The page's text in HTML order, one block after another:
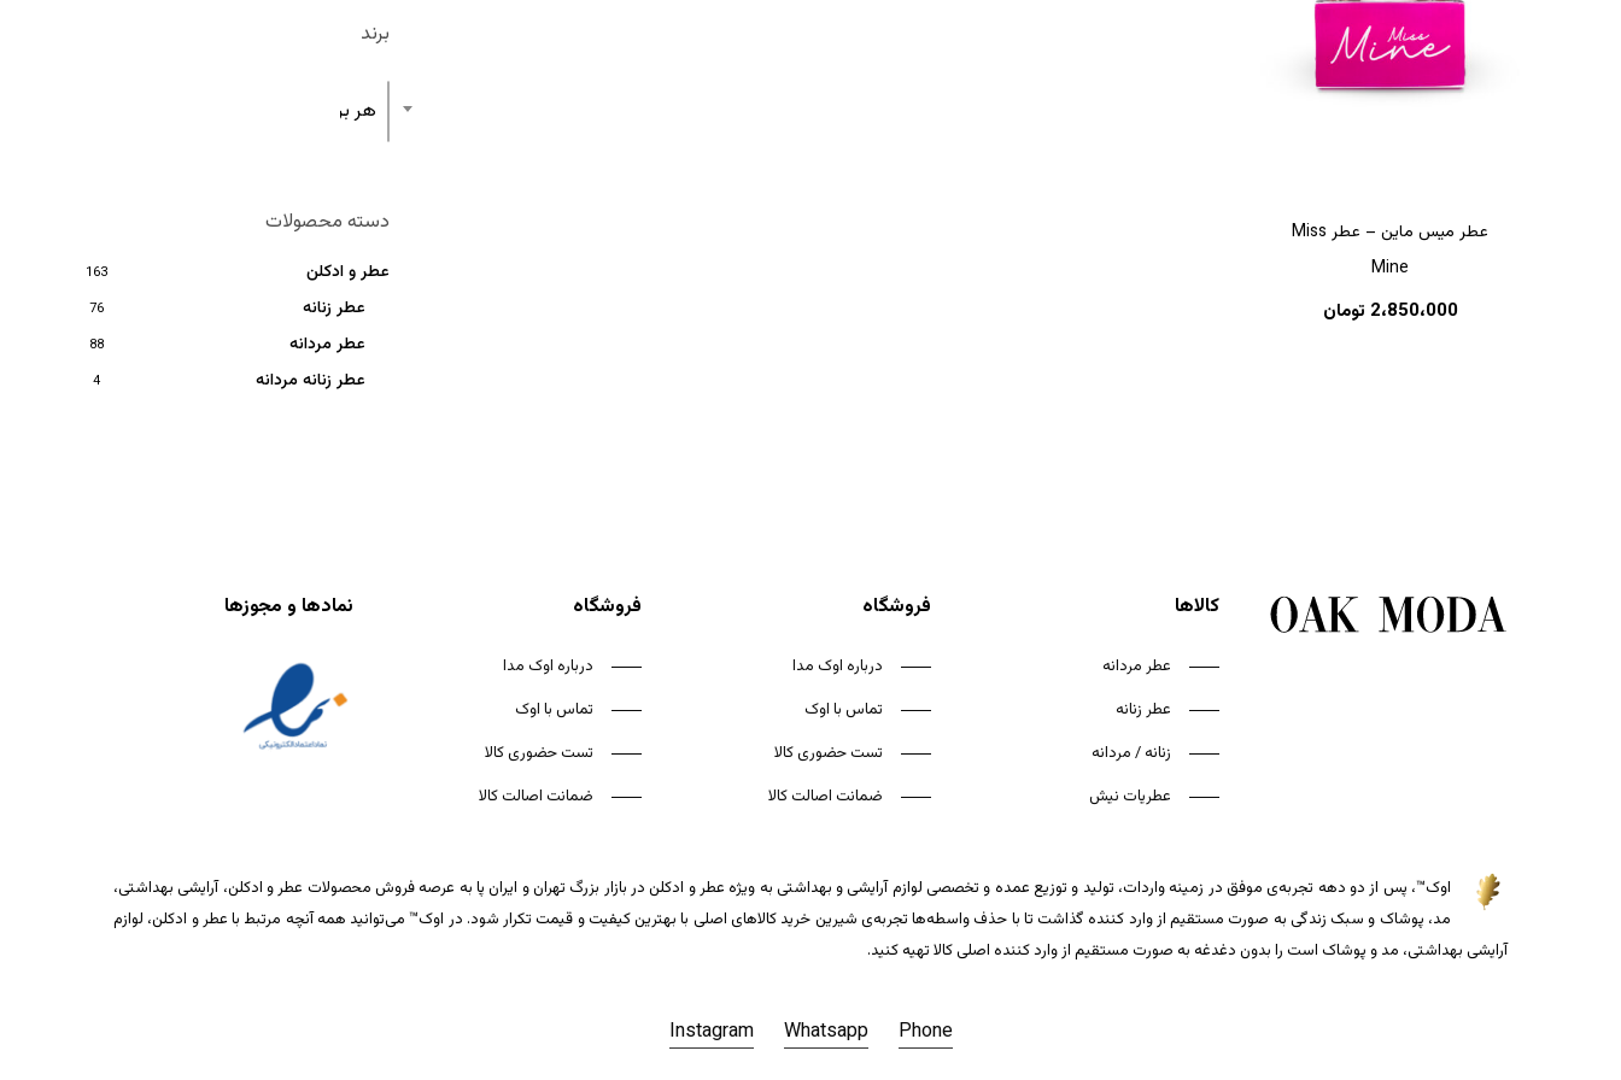
برند
هر برند
دسته محصولات
عطر و ادکلن 163
عطر زنانه 76
عطر مردانه 88
عطر زنانه مردانه 4
عطر میس ماین – عطر Miss
Mine
2،850،000 تومان
کالاها
عطر مردانه
عطر زنانه
زنانه / مردانه
عطریات نیش
فروشگاه
درباره اوک مدا
تماس با اوک
تست حضوری کالا
ضمانت اصالت کالا
فروشگاه
درباره اوک مدا
تماس با اوک
تست حضوری کالا
ضمانت اصالت کالا
نمادها و مجوزها
اوک™، پس از دو دهه تجربه‌ی موفق در زمینه واردات، تولید و توزیع عمده و تخصصی لوازم آرایشی و بهداشتی به ویژه عطر و ادکلن در بازار بزرگ تهران و ایران پا به عرصه فروش محصولات عطر و ادکلن، آرایشی بهداشتی،
مد، پوشاک و سبک زندگی به صورت مستقیم از وارد کننده گذاشت تا با حذف واسطه‌ها تجربه‌ی شیرین خرید کالاهای اصلی با بهترین کیفیت و قیمت تکرار شود. در اوک™ می‌توانید همه آنچه مرتبط با عطر و ادکلن، لوازم
آرایشی بهداشتی، مد و پوشاک است را بدون دغدغه به صورت مستقیم از وارد کننده اصلی کالا تهیه کنید.
Instagram Whatsapp Phone